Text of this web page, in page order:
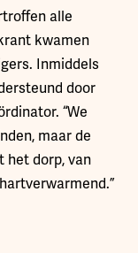
alle
kwamen
Inmiddels
door
“We
maar de
het dorp, van